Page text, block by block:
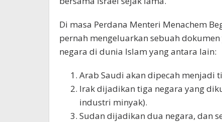
Di masa Perdana Menteri Menachem
pernah mengeluarkan sebuah
negara di dunia Islam yang antara lain:
Arab Saudi akan dipecah menjadi
Irak dijadikan tiga negara yang
industri minyak).
Sudan dijadikan dua negara, dan